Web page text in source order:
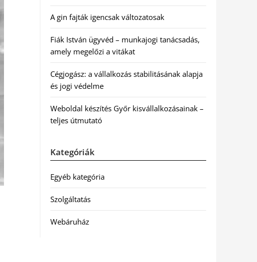
A gin fajták igencsak változatosak
Fiák István ügyvéd – munkajogi tanácsadás,
amely megelőzi a vitákat
Cégjogász: a vállalkozás stabilitásának alapja
és jogi védelme
Weboldal készítés Győr kisvállalkozásainak –
teljes útmutató
Kategóriák
Egyéb kategória
Szolgáltatás
Webáruház